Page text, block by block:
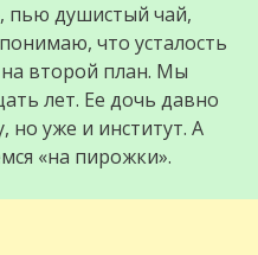
пью душистый чай,
что усталость
на второй план. Мы
лет. Ее дочь давно
но уже и институт. А
«на пирожки».